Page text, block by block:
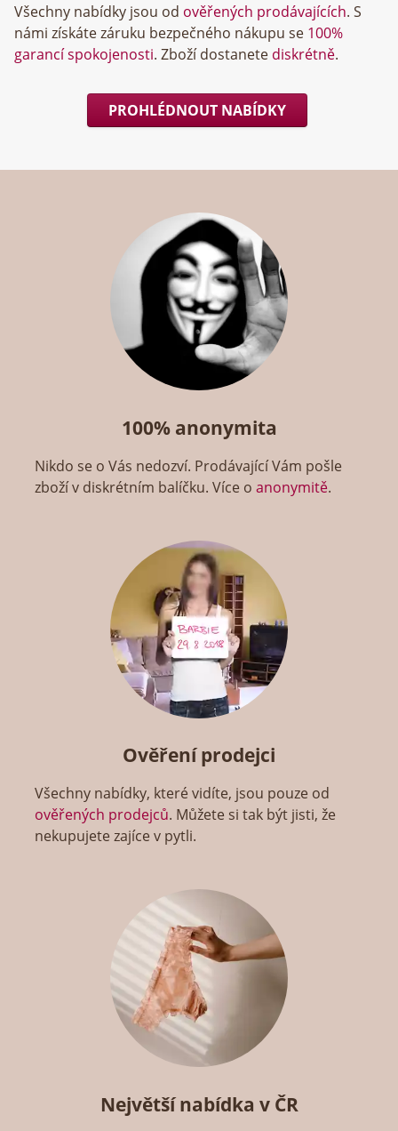
Všechny nabídky jsou od ověřených prodávajících. S
námi získáte záruku bezpečného nákupu se 100%
garancí spokojenosti. Zboží dostanete diskrétně.
PROHLÉDNOUT NABÍDKY
100% anonymita
Nikdo se o Vás nedozví. Prodávající Vám pošle
zboží v diskrétním balíčku. Více oanonymitě.
Ověření prodejci
Všechny nabídky, které vidíte, jsou pouze od
ověřených prodejců. Můžete si tak být jisti, že
nekupujete zajíce v pytli.
Největší nabídka v ČR